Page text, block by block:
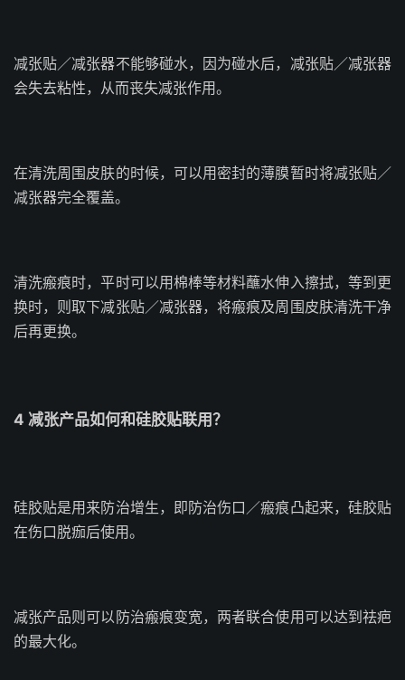
减张贴／减张器不能够碰水，因为碰水后，减张贴／减张器
会失去粘性，从而丧失减张作用。
在清洗周围皮肤的时候，可以用密封的薄膜暂时将减张贴／
减张器完全覆盖。
清洗瘢痕时，平时可以用棉棒等材料蘸水伸入擦拭，等到更
换时，则取下减张贴／减张器，将瘢痕及周围皮肤清洗干净
后再更换。
4 减张产品如何和硅胶贴联用？
硅胶贴是用来防治增生，即防治伤口／瘢痕凸起来，硅胶贴
在伤口脱痂后使用。
减张产品则可以防治瘢痕变宽，两者联合使用可以达到祛疤
的最大化。